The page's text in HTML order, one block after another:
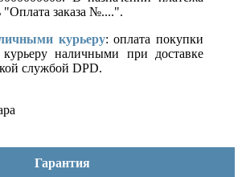
"Оплата заказа №....".
курьеру: оплата покупки
курьеру наличными при доставке
службой DPD.
Гарантия